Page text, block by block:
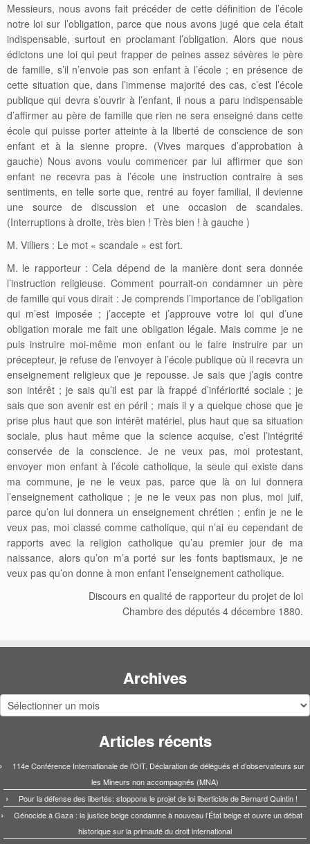
Messieurs, nous avons fait précéder de cette définition de l’école
notre loi sur l’obligation, parce que nous avons jugé que cela était
indispensable, surtout en proclamant l’obligation. Alors que nous
édictons une loi qui peut frapper de peines assez sévères le père
de famille, s’il n’envoie pas son enfant à l’école ; en présence de
cette situation que, dans l’immense majorité des cas, c’est l’école
publique qui devra s’ouvrir à l’enfant, il nous a paru indispensable
d’affirmer au père de famille que rien ne sera enseigné dans cette
école qui puisse porter atteinte à la liberté de conscience de son
enfant et à la sienne propre. (Vives marques d’approbation à
gauche) Nous avons voulu commencer par lui affirmer que son
enfant ne recevra pas à l’école une instruction contraire à ses
sentiments, en telle sorte que, rentré au foyer familial, il devienne
une source de discussion et une occasion de scandales.
(Interruptions à droite, très bien ! Très bien ! à gauche )
M. Villiers : Le mot « scandale » est fort.
M. le rapporteur : Cela dépend de la manière dont sera donnée
l’instruction religieuse. Comment pourrait-on condamner un père
de famille qui vous dirait : Je comprends l’importance de l’obligation
qui m’est imposée ; j’accepte et j’approuve votre loi qui d’une
obligation morale me fait une obligation légale. Mais comme je ne
puis instruire moi-même mon enfant ou le faire instruire par un
précepteur, je refuse de l’envoyer à l’école publique où il recevra un
enseignement religieux que je repousse. Je sais que j’agis contre
son intérêt ; je sais qu’il est par là frappé d’infériorité sociale ; je
sais que son avenir est en péril ; mais il y a quelque chose que je
prise plus haut que son intérêt matériel, plus haut que sa situation
sociale, plus haut même que la science acquise, c’est l’intégrité
conservée de la conscience. Je ne veux pas, moi protestant,
envoyer mon enfant à l’école catholique, la seule qui existe dans
ma commune, je ne le veux pas, parce que là on lui donnera
l’enseignement catholique ; je ne le veux pas non plus, moi juif,
parce qu’on lui donnera un enseignement chrétien ; enfin je ne le
veux pas, moi classé comme catholique, qui n’ai eu cependant de
rapports avec la religion catholique qu’au premier jour de ma
naissance, alors qu’on m’a porté sur les fonts baptismaux, je ne
veux pas qu’on donne à mon enfant l’enseignement catholique.
Discours en qualité de rapporteur du projet de loi
Chambre des députés 4 décembre 1880.
Archives
Archives
Articles récents
114e Conférence Internationale de l’OIT. Déclaration de délégués et d’observateurs sur
les Mineurs non accompagnés (MNA)
Pour la défense des libertés: stoppons le projet de loi liberticide de Bernard Quintin !
Génocide à Gaza : la justice belge condamne à nouveau l’État belge et ouvre un débat
historique sur la primauté du droit international